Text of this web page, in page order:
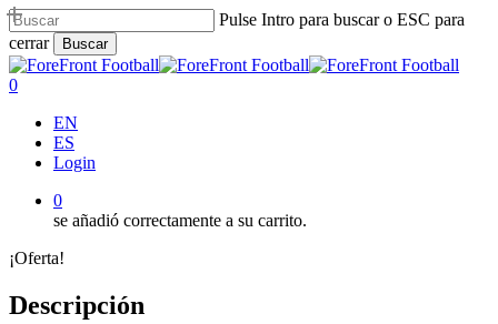
Saltar
al
contenido
principal
Pulse Intro para buscar o ESC para
cerrar
Buscar
Cerrar
búsqueda
0
EN
ES
Login
0
se añadió correctamente a su carrito.
¡Oferta!
Descripción